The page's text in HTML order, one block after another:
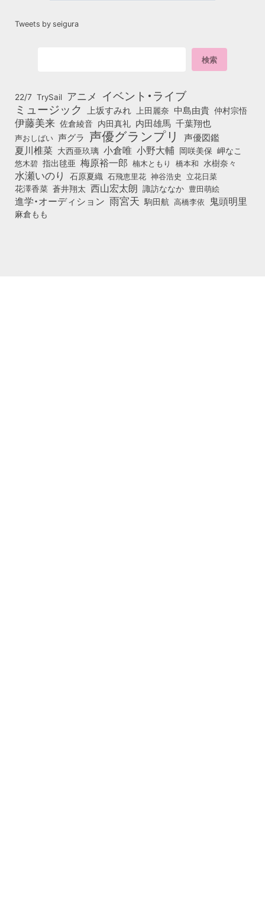
Tweets by seigura
22/7 TrySail アニメ イベント・ライブ
ミュージック 上坂すみれ 上田麗奈 中島由貴 仲村宗悟
伊藤美来 佐倉綾音 内田真礼 内田雄馬 千葉翔也
声おしばい 声グラ 声優グランプリ 声優図鑑
夏川椎菜 大西亜玖璃 小倉唯 小野大輔 岡咲美保 岬なこ
悠木碧 指出毬亜 梅原裕一郎 楠木ともり 橋本和 水樹奈々
水瀬いのり 石原夏織 石飛恵里花 神谷浩史 立花日菜
花澤香菜 蒼井翔太 西山宏太朗 諏訪ななか 豊田萌絵
進学・オーディション 雨宮天 駒田航 高橋李依 鬼頭明里
麻倉もも